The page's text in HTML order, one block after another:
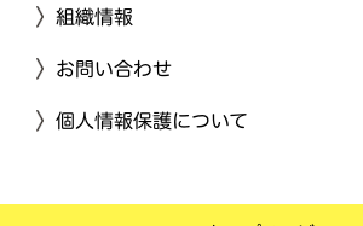
組織情報
お問い合わせ
個人情報保護について